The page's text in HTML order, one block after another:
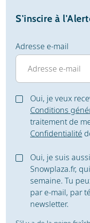
S'inscire à
Adresse e-mail
Oui, je veux
Conditions
traitement de
Confidentialité
Oui, je suis
Snowplaza.fr,
semaine. Tu
par e-mail, par
newsletter.